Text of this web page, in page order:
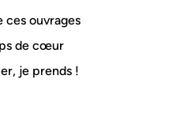
ces ouvrages
de cœur
je prends !